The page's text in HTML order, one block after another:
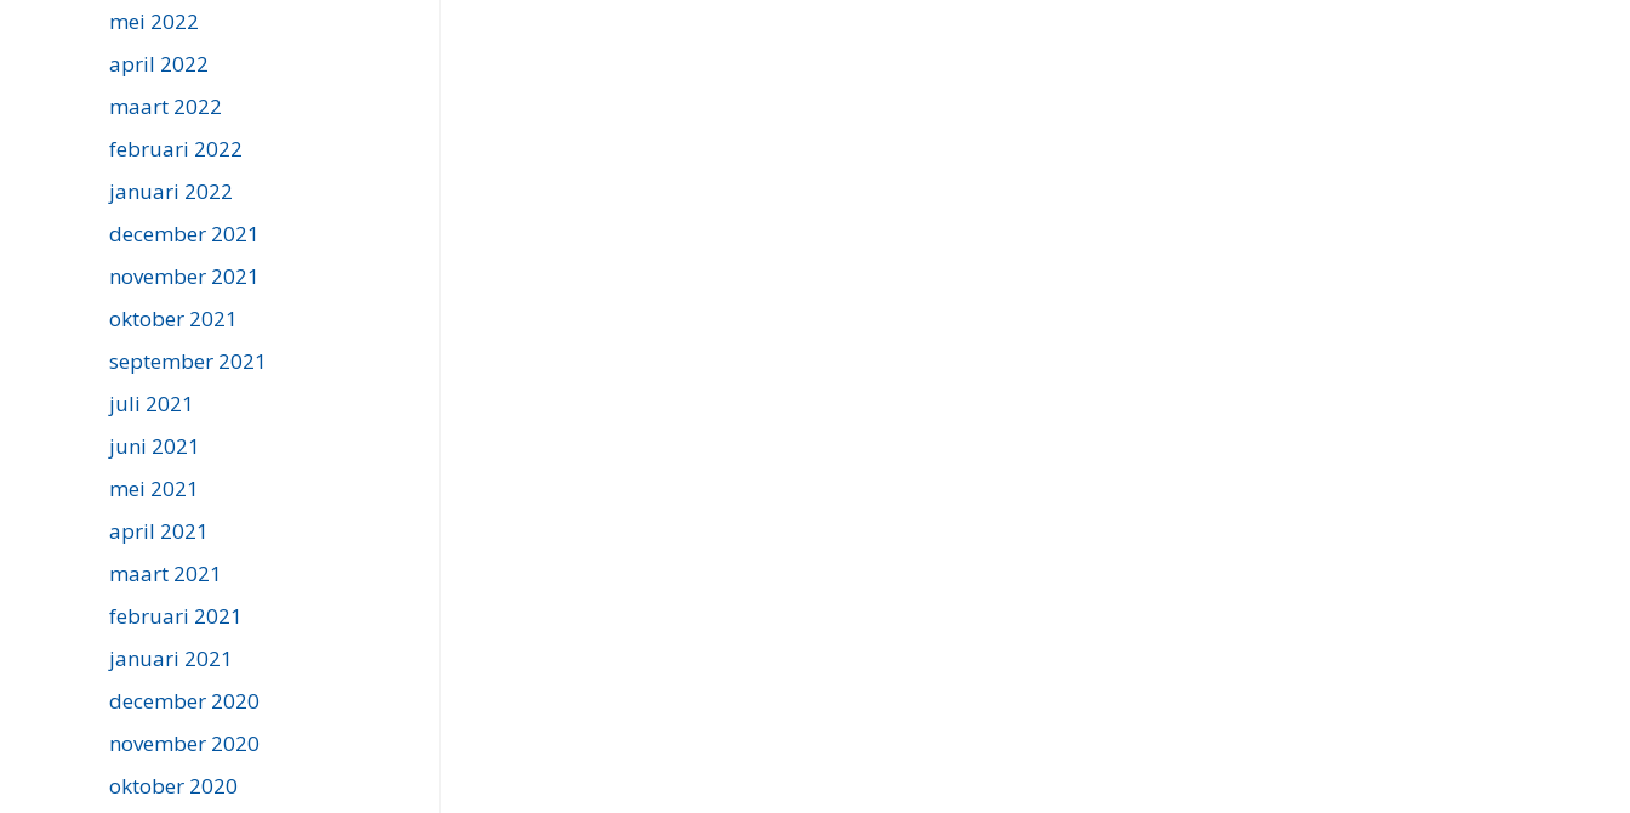
mei 2022
april 2022
maart 2022
februari 2022
januari 2022
december 2021
november 2021
oktober 2021
september 2021
juli 2021
juni 2021
mei 2021
april 2021
maart 2021
februari 2021
januari 2021
december 2020
november 2020
oktober 2020